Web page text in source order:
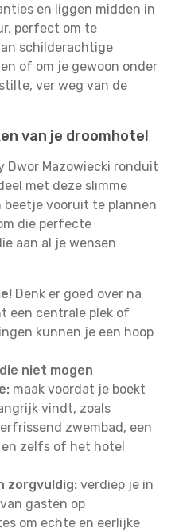
en liggen midden in
perfect om te
schilderachtige
of om je gewoon onder
ver weg van de
van je droomhotel
Dwor Mazowiecki ronduit
met deze slimme
beetje vooruit te plannen
die perfecte
aan al je wensen
Denk er goed over na
een centrale plek of
kunnen je een hoop
niet mogen
maak voordat je boekt
vindt, zoals
zwembad, een
zelfs of het hotel
zorgvuldig: verdiep je in
gasten op
om echte en eerlijke